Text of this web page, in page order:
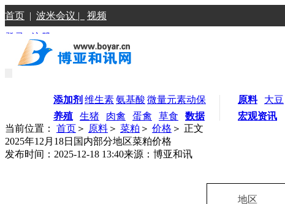
首页 | 波米会议 | 视频
登录 |注册
添加剂 维生素氨基酸 微量元素动保
养殖
生猪 肉禽 蛋禽 草食 数据
原料 大豆
宏观资讯
当前位置： 首页 ＞ 原料 ＞ 菜粕 ＞ 价格 ＞ 正文
2025年12月18日国内部分地区菜粕价格
发布时间：2025-12-18 13:40来源：博亚和讯
地区